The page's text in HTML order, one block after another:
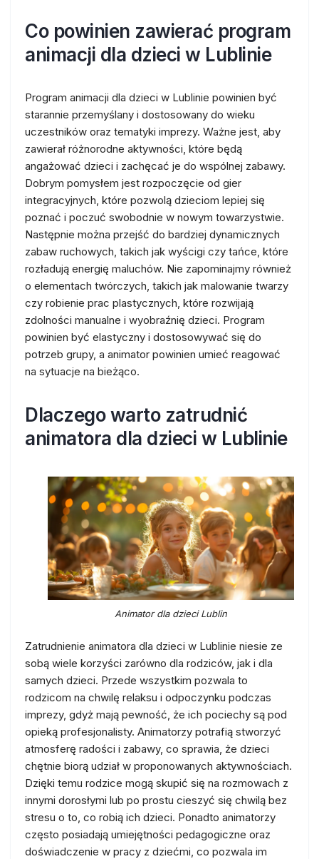
Co powinien zawierać program
animacji dla dzieci w Lublinie
Program animacji dla dzieci w Lublinie powinien być
starannie przemyślany i dostosowany do wieku
uczestników oraz tematyki imprezy. Ważne jest, aby
zawierał różnorodne aktywności, które będą
angażować dzieci i zachęcać je do wspólnej zabawy.
Dobrym pomysłem jest rozpoczęcie od gier
integracyjnych, które pozwolą dzieciom lepiej się
poznać i poczuć swobodnie w nowym towarzystwie.
Następnie można przejść do bardziej dynamicznych
zabaw ruchowych, takich jak wyścigi czy tańce, które
rozładują energię maluchów. Nie zapominajmy również
o elementach twórczych, takich jak malowanie twarzy
czy robienie prac plastycznych, które rozwijają
zdolności manualne i wyobraźnię dzieci. Program
powinien być elastyczny i dostosowywać się do
potrzeb grupy, a animator powinien umieć reagować
na sytuacje na bieżąco.
Dlaczego warto zatrudnić
animatora dla dzieci w Lublinie
Animator dla dzieci Lublin
Zatrudnienie animatora dla dzieci w Lublinie niesie ze
sobą wiele korzyści zarówno dla rodziców, jak i dla
samych dzieci. Przede wszystkim pozwala to
rodzicom na chwilę relaksu i odpoczynku podczas
imprezy, gdyż mają pewność, że ich pociechy są pod
opieką profesjonalisty. Animatorzy potrafią stworzyć
atmosferę radości i zabawy, co sprawia, że dzieci
chętnie biorą udział w proponowanych aktywnościach.
Dzięki temu rodzice mogą skupić się na rozmowach z
innymi dorosłymi lub po prostu cieszyć się chwilą bez
stresu o to, co robią ich dzieci. Ponadto animatorzy
często posiadają umiejętności pedagogiczne oraz
doświadczenie w pracy z dziećmi, co pozwala im